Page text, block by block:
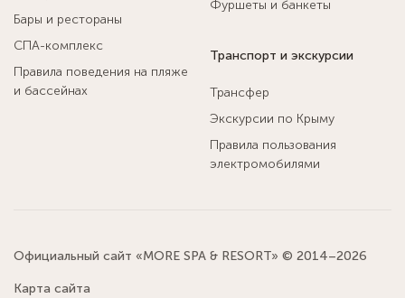
Бары и рестораны
СПА-комплекс
Правила поведения на пляже
и бассейнах
Фуршеты и банкеты
Транспорт и экскурсии
Трансфер
Экскурсии по Крыму
Правила пользования
электромобилями
Официальный сайт «MORE SPA & RESORT» © 2014–2026
Карта сайта